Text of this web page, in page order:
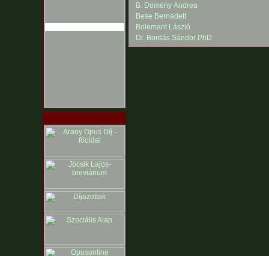
B. Dömény Andrea
Bese Bernadett
Bolemant László
Dr. Bordás Sándor PhD